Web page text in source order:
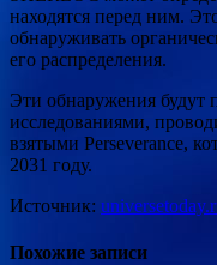
находятся перед ним.
обнаруживать
его распределения.
Эти обнаружения
исследованиями,
взятыми Perseverance,
2031 году.
Источник:
Похожие записи